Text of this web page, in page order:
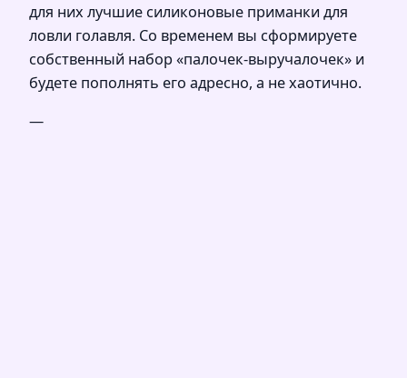
для них лучшие силиконовые приманки для
ловли голавля. Со временем вы сформируете
собственный набор «палочек‑выручалочек» и
будете пополнять его адресно, а не хаотично.
—